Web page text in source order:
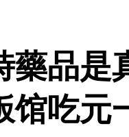
藥品是
馆吃元